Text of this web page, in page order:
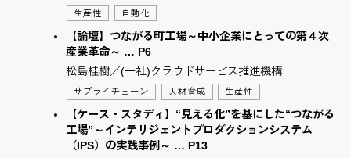
生産性 自動化
【論壇】つながる町工場～中小企業にとっての第４次
産業革命～ … P6
松島桂樹／(一社)クラウドサービス推進機構
サプライチェーン 人材育成 生産性
【ケース・スタディ】“見える化”を基にした“つながる
工場”～インテリジェントプロダクションシステム
（IPS）の実践事例～ … P13